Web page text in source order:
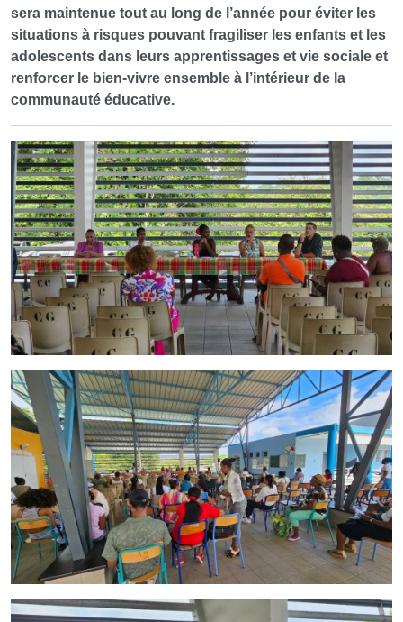
sera maintenue tout au long de l’année pour éviter les
situations à risques pouvant fragiliser les enfants et les
adolescents dans leurs apprentissages et vie sociale et
renforcer le bien-vivre ensemble à l’intérieur de la
communauté éducative.